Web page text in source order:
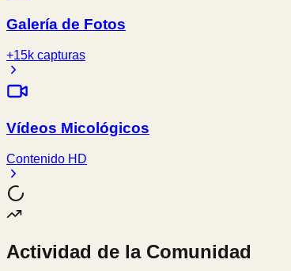
Galería de Fotos
+15k capturas
Vídeos Micológicos
Contenido HD
Actividad de la Comunidad